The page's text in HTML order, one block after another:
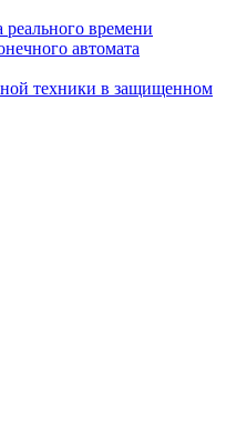
времени
автомата
техники в защищенном